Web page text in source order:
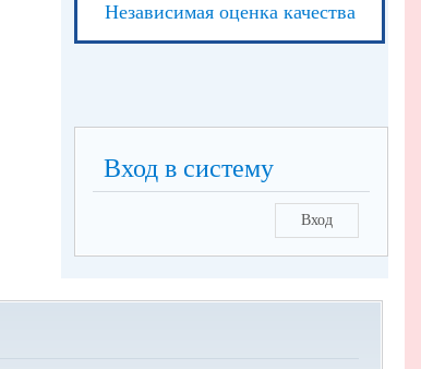
Независимая оценка качества
Вход в систему
Вход